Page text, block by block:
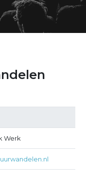
Werk